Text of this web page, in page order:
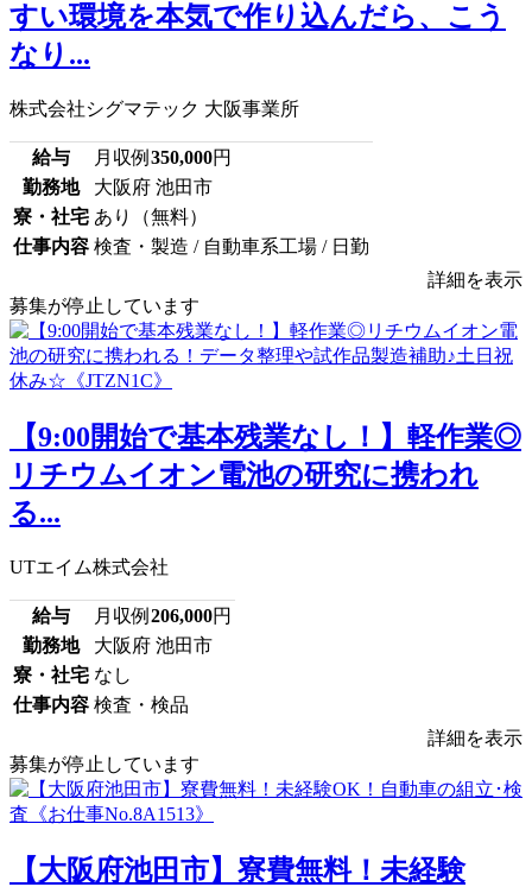
すい環境を本気で作り込んだら、こう
なり...
株式会社シグマテック 大阪事業所
給与 月収例 350,000円
勤務地
大阪府 池田市
寮・社宅 あり（無料）
仕事内容 検査・製造 / 自動車系工場 / 日勤
詳細を表示
募集が停止しています
【9:00開始で基本残業なし！】軽作業◎
リチウムイオン電池の研究に携われ
る...
UTエイム株式会社
給与 月収例 206,000円
勤務地
大阪府 池田市
寮・社宅 なし
仕事内容 検査・検品
詳細を表示
募集が停止しています
【大阪府池田市】寮費無料！未経験